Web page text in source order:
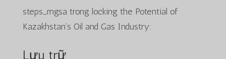
steps_mgsa trong locking the Potential of
Kazakhstan’s Oil and Gas Industry:
Lưu trữ